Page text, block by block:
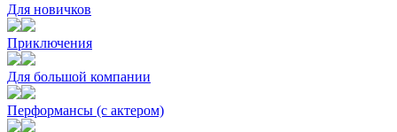
Для новичков
Приключения
Для большой компании
Перформансы (с актером)